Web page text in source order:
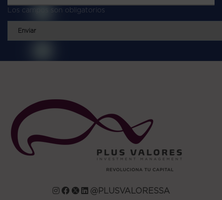
Los campos son obligatorios
Enviar
@PLUSVALORESSA